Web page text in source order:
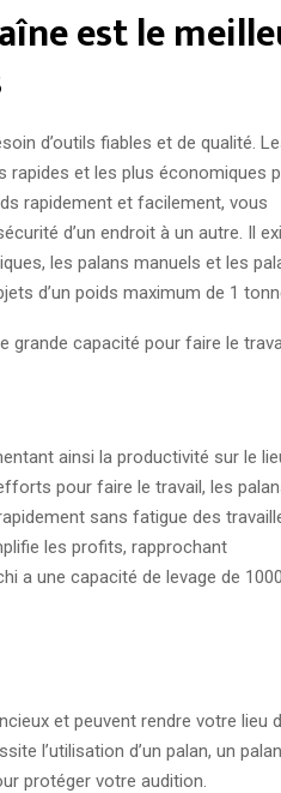
est le
d’outils fiables et de qualité.
rapides et les plus économiques
rapidement et facilement, vous
d’un endroit à un autre. Il
les palans manuels et les
d’un poids maximum de 1
grande capacité pour faire le
ainsi la productivité sur le
pour faire le travail, les
sans fatigue des
les profits, rapprochant
a une capacité de levage de
et peuvent rendre votre lieu
l’utilisation d’un palan, un palan
protéger votre audition.